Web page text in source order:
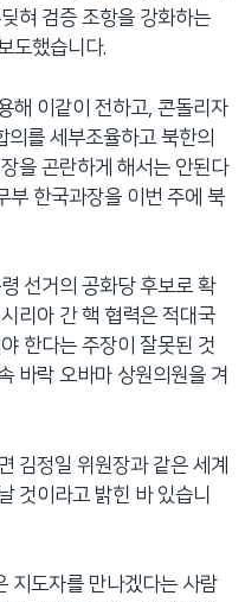
혀 검증 조항을 강화하는
도했습니다.
해 이같이 전하고, 콘돌리자
를 세부조율하고 북한의
을 곤란하게 해서는 안된다
부 한국과장을 이번 주에 북
선거의 공화당 후보로 확
리아 간 핵 협력은 적대국
한다는 주장이 잘못된 것
바락 오바마 상원의원을 겨
김정일 위원장과 같은 세계
것이라고 밝힌 바 있습니
지도자를 만나겠다는 사람